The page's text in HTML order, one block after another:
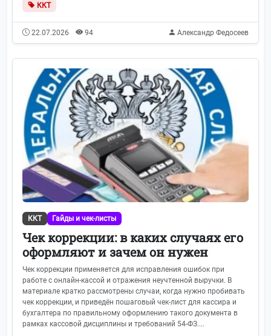
ККТ
22.07.2026 94 Александр Федосеев
ККТ Гайды и чек-листы
Чек коррекции: в каких случаях его
оформляют и зачем он нужен
Чек коррекции применяется для исправления ошибок при
работе с онлайн‑кассой и отражения неучтенной выручки. В
материале кратко рассмотрены случаи, когда нужно пробивать
чек коррекции, и приведён пошаговый чек‑лист для кассира и
бухгалтера по правильному оформлению такого документа в
рамках кассовой дисциплины и требований 54‑ФЗ....